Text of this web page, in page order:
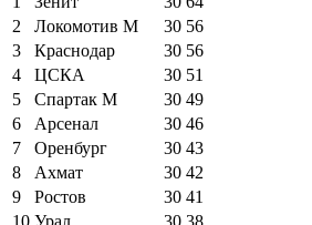
2
Локомотив М 30 56
3
Краснодар 30 56
4
ЦСКА 30 51
5
Спартак М 30 49
6
Арсенал 30 46
7
Оренбург 30 43
8
Ахмат 30 42
9
Ростов 30 41
10 Урал 30 38